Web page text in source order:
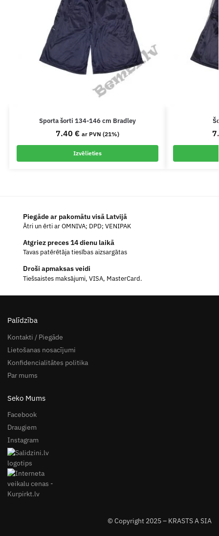
Sporta šorti 134-146 cm Bradley
7.40 € ar PVN (21%)
Izvēlieties
Piegāde ar pakomātu visā Latvijā
Ātri un ērti ar OMNIVA; DPD; VENIPAK
Atgriez preces 14 dienu laikā
Tavas patērētāja tiesības aizsargātas
Droši apmaksas veidi
Tiešsaistes maksājumi, VISA, MasterCard.
Palīdzība
Kontakti / Piegāde
Lietošanas nosacījumi
Konfidencialitātes politika
Par mums
Seko Mums
Facebook
Draugiem
Instagram
© Copyright 2025 – KRASTS A SIA